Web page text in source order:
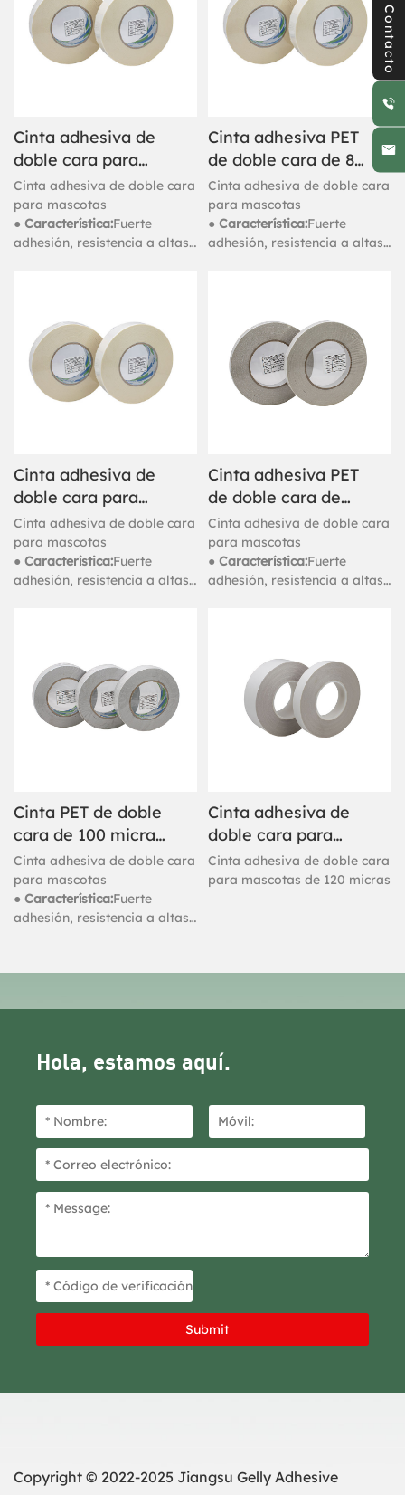
Cinta adhesiva de
doble cara para
mascotas de 90
micras a base de
solvente
Cinta adhesiva de doble cara
para mascotas
● Característica:Fuerte
adhesión, resistencia a altas
Cinta adhesiva PET
de doble cara de 80
micras a base de
solvente
Cinta adhesiva de doble cara
para mascotas
● Característica:Fuerte
adhesión, resistencia a altas
Cinta adhesiva de
doble cara para
mascotas de 120
micras a base de
solvente
Cinta adhesiva de doble cara
para mascotas
● Característica:Fuerte
adhesión, resistencia a altas
Cinta adhesiva PET
de doble cara de
150 micras a base
de solvente
Cinta adhesiva de doble cara
para mascotas
● Característica:Fuerte
adhesión, resistencia a altas
Cinta PET de doble
cara de 100 micras
a base de solvente
Cinta adhesiva de doble cara
para mascotas
● Característica:Fuerte
adhesión, resistencia a altas
durabilidad, a prueba de
Cinta adhesiva de
doble cara para
mascotas de 120
micras
Cinta adhesiva de doble cara
para mascotas de 120 micras
Hola, estamos aquí.
Copyright © 2022-2025 Jiangsu Gelly Adhesive
Contacto